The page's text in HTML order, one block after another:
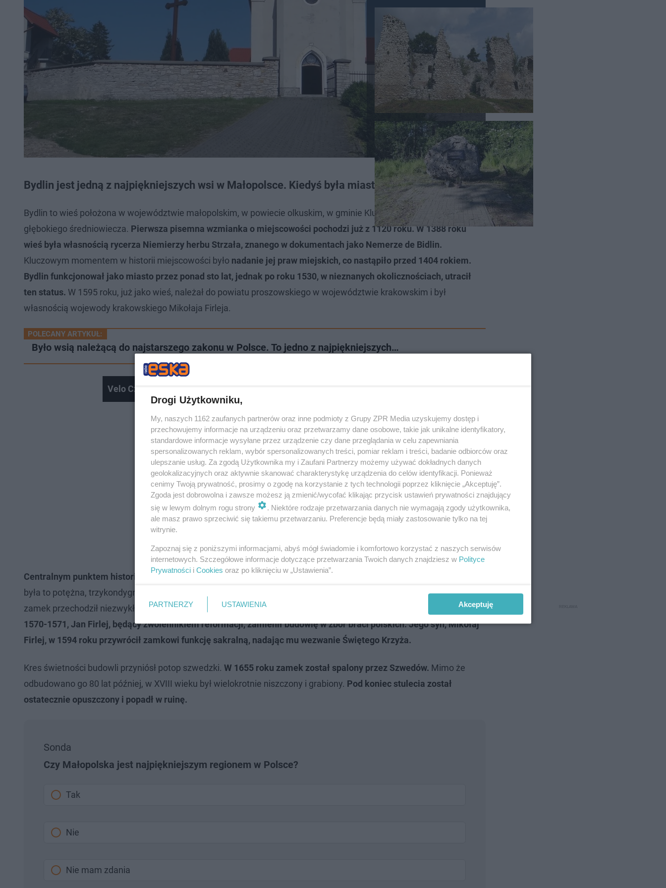
Bydlin jest jedną z najpiękniejszych wsi w Małopolsce. Kiedyś była miastem
Bydlin to wieś położona w województwie małopolskim, w powiecie olkuskim, w gminie Klucze, której dzieje sięgają
głębokiego średniowiecza. Pierwsza pisemna wzmianka o miejscowości pochodzi już z 1120 roku. W 1388 roku
wieś była własnością rycerza Niemierzy herbu Strzała, znanego w dokumentach jako Nemerze de Bidlin.
Kluczowym momentem w historii miejscowości było nadanie jej praw miejskich, co nastąpiło przed 1404 rokiem.
Bydlin funkcjonował jako miasto przez ponad sto lat, jednak po roku 1530, w nieznanych okolicznościach, utracił
ten status. W 1595 roku, już jako wieś, należał do powiatu proszowskiego w województwie krakowskim i był
własnością wojewody krakowskiego Mikołaja Firleja.
POLECANY ARTYKUŁ:
Było wsią należącą do najstarszego zakonu w Polsce. To jedno z najpiękniejszych…
Velo Czorsztyn - Odkryj Małopolskę!
Centralnym punktem historii Bydlina jest zamek, o którym pierwsze źródła wspominają w 1400 roku.
była to potężna, trzykondygnacyjna budowla obronna, otoczona wałami, a później murem. Na przestrzeni wieków
zamek przechodził niezwykłe transformacje.
Ród Bonerów przebudował go na kościół katolicki. Następnie, w latach
1570-1571, Jan Firlej, będący zwolennikiem reformacji, zamienił budowlę w zbór braci polskich. Jego syn, Mikołaj
Firlej, w 1594 roku przywrócił zamkowi funkcję sakralną, nadając mu wezwanie Świętego Krzyża.
Kres świetności budowli przyniósł potop szwedzki. W 1655 roku zamek został spalony przez Szwedów. Mimo że
odbudowano go 80 lat później, w XVIII wieku był wielokrotnie niszczony i grabiony. Pod koniec stulecia został
ostatecznie opuszczony i popadł w ruinę.
Sonda
Czy Małopolska jest najpiękniejszym regionem w Polsce?
Tak
Nie
Nie mam zdania
Drogi Użytkowniku,
My, naszych 1162 zaufanych partnerów oraz inne podmioty z Grupy ZPR Media uzyskujemy dostęp i
przechowujemy informacje na urządzeniu oraz przetwarzamy dane osobowe, takie jak unikalne identyfikatory,
standardowe informacje wysyłane przez urządzenie czy dane przeglądania w celu zapewniania
spersonalizowanych reklam, wybór spersonalizowanych treści, pomiar reklam i treści, badanie odbiorców oraz
ulepszanie usług. Za zgodą Użytkownika my i Zaufani Partnerzy możemy używać dokładnych danych
geolokalizacyjnych oraz aktywnie skanować charakterystykę urządzenia do celów identyfikacji. Ponieważ
cenimy Twoją prywatność, prosimy o zgodę na korzystanie z tych technologii poprzez kliknięcie „Akceptuję”.
Zgoda jest dobrowolna i zawsze możesz ją zmienić/wycofać klikając przycisk ustawień prywatności znajdujący
się w lewym dolnym rogu strony
. Niektóre rodzaje przetwarzania danych nie wymagają zgody użytkownika,
ale masz prawo sprzeciwić się takiemu przetwarzaniu. Preferencje będą miały zastosowanie tylko na tej
witrynie.
Zapoznaj się z poniższymi informacjami, abyś mógł świadomie i komfortowo korzystać z naszych serwisów
internetowych. Szczegółowe informacje dotyczące przetwarzania Twoich danych znajdziesz w Polityce
Prywatności i Cookies oraz po kliknięciu w „Ustawienia”.
PARTNERZY USTAWIENIA Akceptuję